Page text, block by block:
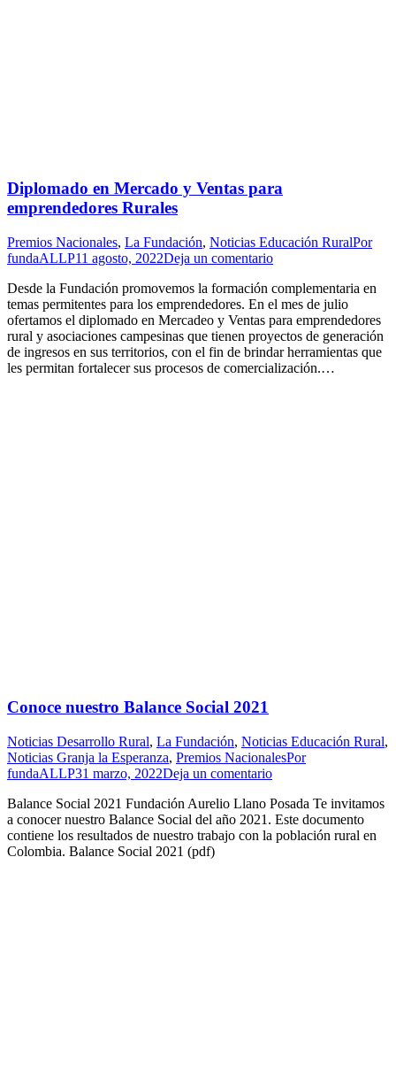
Diplomado en Mercado y Ventas para
emprendedores Rurales
Premios Nacionales, La Fundación, Noticias Educación RuralPor
fundaALLP11 agosto, 2022Deja un comentario
Desde la Fundación promovemos la formación complementaria en
temas permitentes para los emprendedores. En el mes de julio
ofertamos el diplomado en Mercadeo y Ventas para emprendedores
rural y asociaciones campesinas que tienen proyectos de generación
de ingresos en sus territorios, con el fin de brindar herramientas que
les permitan fortalecer sus procesos de comercialización.…
Conoce nuestro Balance Social 2021
Noticias Desarrollo Rural, La Fundación, Noticias Educación Rural,
Noticias Granja la Esperanza, Premios NacionalesPor
fundaALLP31 marzo, 2022Deja un comentario
Balance Social 2021 Fundación Aurelio Llano Posada Te invitamos
a conocer nuestro Balance Social del año 2021. Este documento
contiene los resultados de nuestro trabajo con la población rural en
Colombia. Balance Social 2021 (pdf)